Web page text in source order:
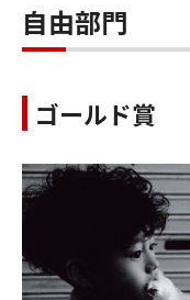
自由部門
ゴールド賞